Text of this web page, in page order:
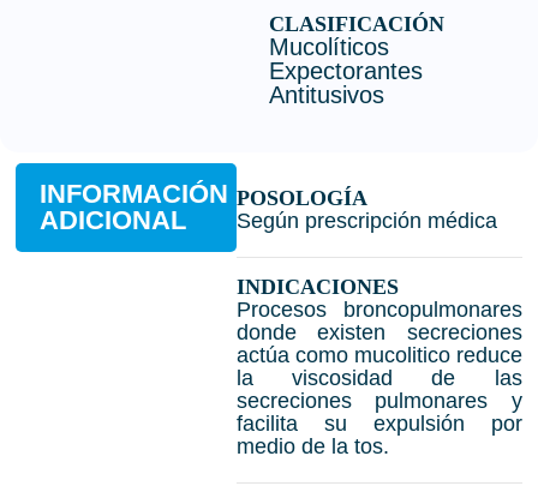
CLASIFICACIÓN
Mucolíticos
Expectorantes
Antitusivos
INFORMACIÓN
ADICIONAL
POSOLOGÍA
Según prescripción médica
INDICACIONES
Procesos broncopulmonares
donde existen secreciones
actúa como mucolitico reduce
la viscosidad de las
secreciones pulmonares y
facilita su expulsión por
medio de la tos.